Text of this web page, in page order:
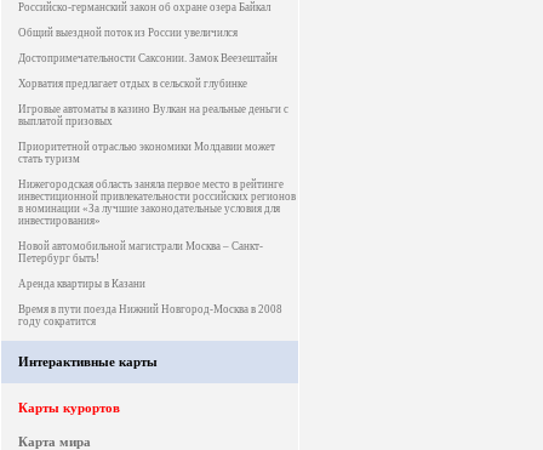
Российско-германский закон об охране озера Байкал
Общий выездной поток из России увеличился
Достопримечательности Саксонии. Замок Веезештайн
Хорватия предлагает отдых в сельской глубинке
Игровые автоматы в казино Вулкан на реальные деньги с
выплатой призовых
Приоритетной отраслью экономики Молдавии может
стать туризм
Нижегородская область заняла первое место в рейтинге
инвестиционной привлекательности российских регионов
в номинации «За лучшие законодательные условия для
инвестирования»
Новой автомобильной магистрали Москва – Санкт-
Петербург быть!
Аренда квартиры в Казани
Время в пути поезда Нижний Новгород-Москва в 2008
году сократится
Интерактивные карты
Карты курортов
Карта мира